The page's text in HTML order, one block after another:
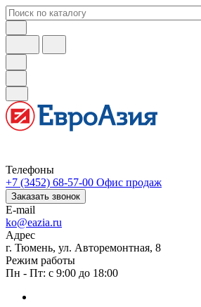
Телефоны
+7 (3452) 68-57-00 Офис продаж
Заказать звонок
E-mail
ko@eazia.ru
Адрес
г. Тюмень, ул. Авторемонтная, 8
Режим работы
Пн - Пт: с 9:00 до 18:00